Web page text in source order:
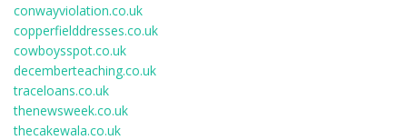
conwayviolation.co.uk
copperfielddresses.co.uk
cowboysspot.co.uk
decemberteaching.co.uk
traceloans.co.uk
thenewsweek.co.uk
thecakewala.co.uk